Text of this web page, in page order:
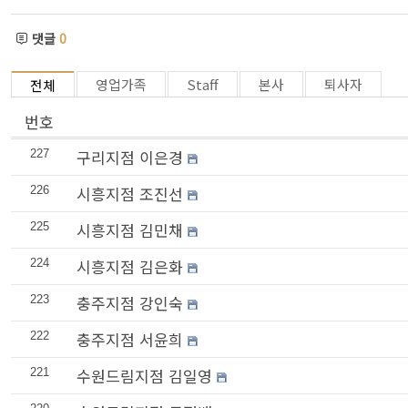
댓글 0
전체 영업가족 Staff 본사 퇴사자
번호
227 구리지점 이은경
226 시흥지점 조진선
225 시흥지점 김민채
224 시흥지점 김은화
223 충주지점 강인숙
222 충주지점 서윤희
221 수원드림지점 김일영